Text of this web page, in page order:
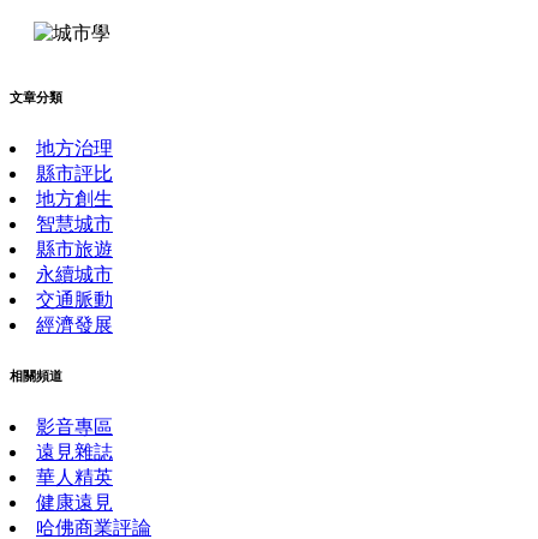
文章分類
地方治理
縣市評比
地方創生
智慧城市
縣市旅遊
永續城市
交通脈動
經濟發展
相關頻道
影音專區
遠見雜誌
華人精英
健康遠見
哈佛商業評論